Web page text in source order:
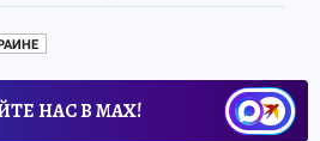
НАС В МАХ!